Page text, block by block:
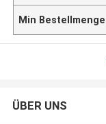
Min Bestellmenge
ÜBER UNS